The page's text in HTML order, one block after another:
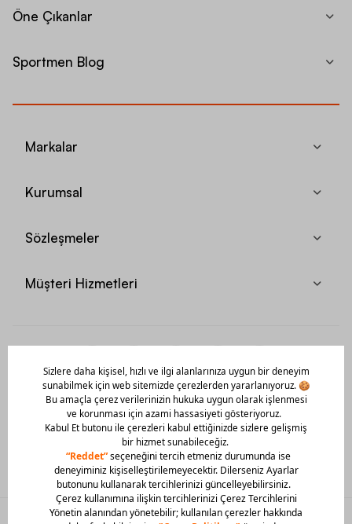
Öne Çıkanlar
Sportmen Blog
Markalar
Kurumsal
Sözleşmeler
Müşteri Hizmetleri
Mobil Uygulamamızı Hemen İndir!